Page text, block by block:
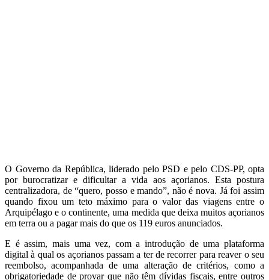
O Governo da República, liderado pelo PSD e pelo CDS-PP, opta
por burocratizar e dificultar a vida aos açorianos. Esta postura
centralizadora, de “quero, posso e mando”, não é nova. Já foi assim
quando fixou um teto máximo para o valor das viagens entre o
Arquipélago e o continente, uma medida que deixa muitos açorianos
em terra ou a pagar mais do que os 119 euros anunciados.
E é assim, mais uma vez, com a introdução de uma plataforma
digital à qual os açorianos passam a ter de recorrer para reaver o seu
reembolso, acompanhada de uma alteração de critérios, como a
obrigatoriedade de provar que não têm dívidas fiscais, entre outros